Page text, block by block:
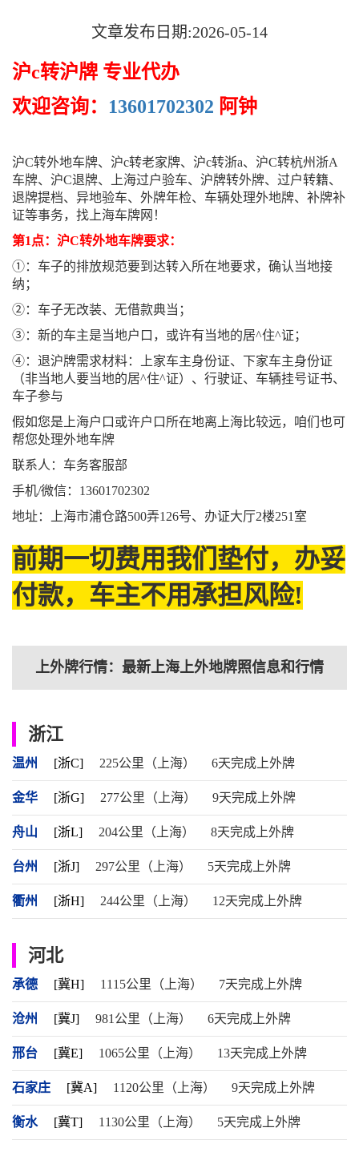
文章发布日期:2026-05-14
沪c转沪牌 专业代办
欢迎咨询： 13601702302 阿钟
沪C转外地车牌、沪c转老家牌、沪c转浙a、沪C转杭州浙A
车牌、沪C退牌、上海过户验车、沪牌转外牌、过户转籍、
退牌提档、异地验车、外牌年检、车辆处理外地牌、补牌补
证等事务，找上海车牌网！
第1点：沪C转外地车牌要求：
①：车子的排放规范要到达转入所在地要求，确认当地接
纳；
②：车子无改装、无借款典当；
③：新的车主是当地户口，或许有当地的居^住^证；
④：退沪牌需求材料：上家车主身份证、下家车主身份证
（非当地人要当地的居^住^证）、行驶证、车辆挂号证书、
车子参与
假如您是上海户口或许户口所在地离上海比较远，咱们也可
帮您处理外地车牌
联系人：车务客服部
手机/微信：13601702302
地址：上海市浦仓路500弄126号、办证大厅2楼251室
前期一切费用我们垫付，办妥
付款，车主不用承担风险!
上外牌行情：最新上海上外地牌照信息和行情
浙江
温州 [浙C] 225公里（上海） 6天完成上外牌
金华 [浙G] 277公里（上海） 9天完成上外牌
舟山 [浙L] 204公里（上海） 8天完成上外牌
台州 [浙J] 297公里（上海） 5天完成上外牌
衢州 [浙H] 244公里（上海） 12天完成上外牌
河北
承德 [冀H] 1115公里（上海） 7天完成上外牌
沧州 [冀J] 981公里（上海） 6天完成上外牌
邢台 [冀E] 1065公里（上海） 13天完成上外牌
石家庄 [冀A] 1120公里（上海） 9天完成上外牌
衡水 [冀T] 1130公里（上海） 5天完成上外牌